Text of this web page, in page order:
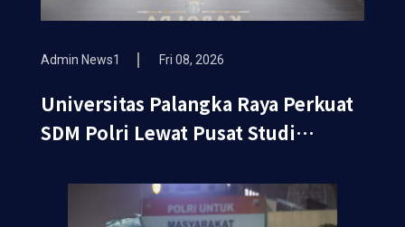
Admin News1 Fri 08, 2026
Universitas Palangka Raya Perkuat
SDM Polri Lewat Pusat Studi